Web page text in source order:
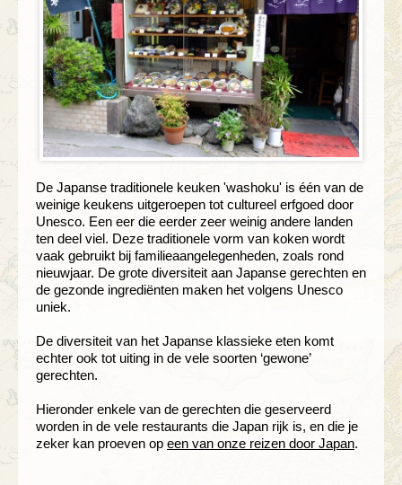
De Japanse traditionele keuken 'washoku' is één van de
weinige keukens uitgeroepen tot cultureel erfgoed door
Unesco. Een eer die eerder zeer weinig andere landen
ten deel viel. Deze traditionele vorm van koken wordt
vaak gebruikt bij familieaangelegenheden, zoals rond
nieuwjaar. De grote diversiteit aan Japanse gerechten en
de gezonde ingrediënten maken het volgens Unesco
uniek.
De diversiteit van het Japanse klassieke eten komt
echter ook tot uiting in de vele soorten ‘gewone’
gerechten.
Hieronder enkele van de gerechten die geserveerd
worden in de vele restaurants die Japan rijk is, en die je
zeker kan proeven op een van onze reizen door Japan.